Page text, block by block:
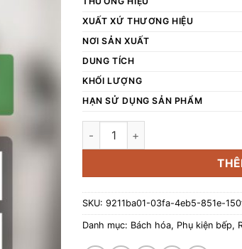
XUẤT XỨ THƯƠNG HIỆU
NƠI SẢN XUẤT
DUNG TÍCH
KHỐI LƯỢNG
HẠN SỬ DỤNG SẢN PHẨM
Lau đa năng nồi chiên, bề mặt
SKU: 9211ba01-03fa-4eb5-851e-
Danh mục: Bách hóa, Phụ kiện bếp,